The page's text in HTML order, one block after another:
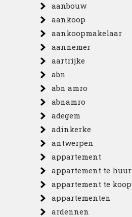
aanbouw
aankoop
aankoopmakelaar
aannemer
aartrijke
abn
abn amro
abnamro
adegem
adinkerke
antwerpen
appartement
appartement te huur
appartement te koop
appartementen
ardennen